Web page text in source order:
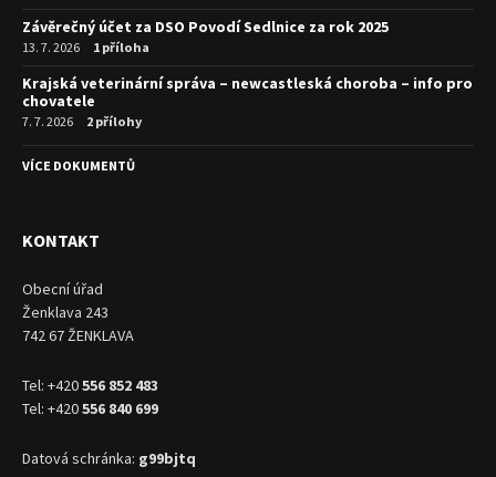
Závěrečný účet za DSO Povodí Sedlnice za rok 2025
13. 7. 2026 1 příloha
Krajská veterinární správa – newcastleská choroba – info pro
chovatele
7. 7. 2026 2 přílohy
VÍCE DOKUMENTŮ
KONTAKT
Obecní úřad
Ženklava 243
742 67 ŽENKLAVA
Tel: +420556 852 483
Tel: +420556 840 699
Datová schránka: g99bjtq